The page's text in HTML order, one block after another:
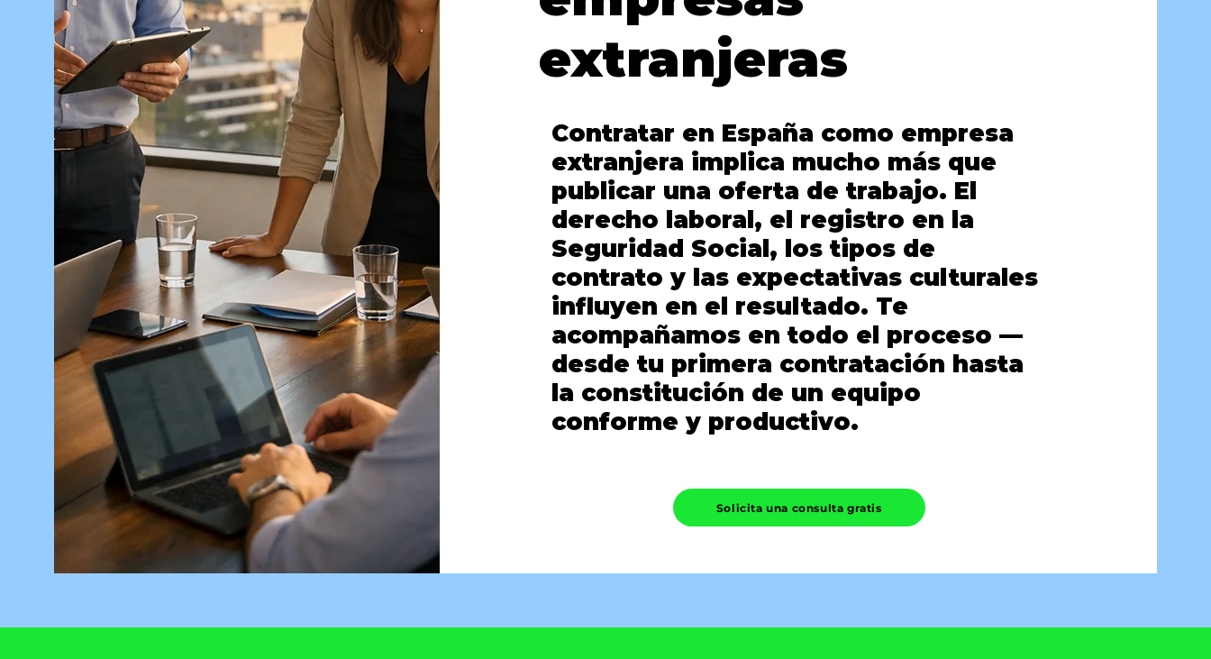
extranjeras
Contratar en España como empresa
extranjera implica mucho más que
publicar una oferta de trabajo. El
derecho laboral, el registro en la
Seguridad Social, los tipos de
contrato y las expectativas culturales
influyen en el resultado. Te
acompañamos en todo el proceso —
desde tu primera contratación hasta
la constitución de un equipo
conforme y productivo.
Solicita una consulta gratis